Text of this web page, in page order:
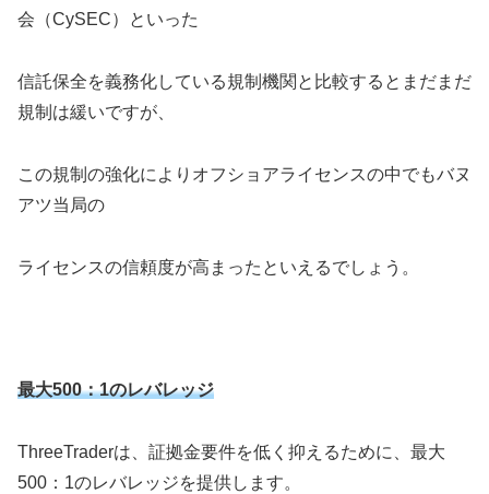
会（CySEC）といった
信託保全を義務化している規制機関と比較するとまだまだ
規制は緩いですが、
この規制の強化によりオフショアライセンスの中でもバヌ
アツ当局の
ライセンスの信頼度が高まったといえるでしょう。
最大500：1のレバレッジ
ThreeTraderは、証拠金要件を低く抑えるために、最大
500：1のレバレッジを提供します。